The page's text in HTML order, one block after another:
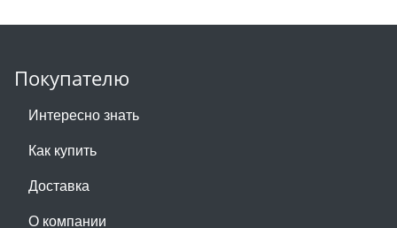
Покупателю
Интересно знать
Как купить
Доставка
О компании